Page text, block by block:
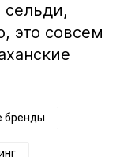
сельди,
это совсем
бренды